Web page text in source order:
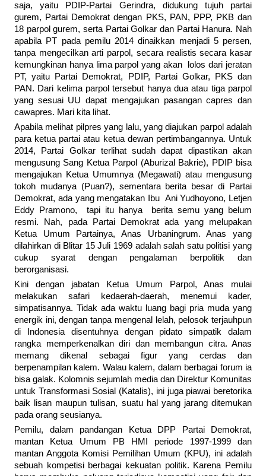
saja, yaitu PDIP-Partai Gerindra, didukung tujuh partai
gurem, Partai Demokrat dengan PKS, PAN, PPP, PKB dan
18 parpol gurem, serta Partai Golkar dan Partai Hanura. Nah
apabila PT pada pemilu 2014 dinaikkan menjadi 5 persen,
tanpa mengecilkan arti parpol, secara realistis secara kasar
kemungkinan hanya lima parpol yang akan lolos dari jeratan
PT, yaitu Partai Demokrat, PDIP, Partai Golkar, PKS dan
PAN. Dari kelima parpol tersebut hanya dua atau tiga parpol
yang sesuai UU dapat mengajukan pasangan capres dan
cawapres. Mari kita lihat.
Apabila melihat pilpres yang lalu, yang diajukan parpol adalah
para ketua partai atau ketua dewan pertimbangannya. Untuk
2014, Partai Golkar terlihat sudah dapat dipastikan akan
mengusung Sang Ketua Parpol (Aburizal Bakrie), PDIP bisa
mengajukan Ketua Umumnya (Megawati) atau mengusung
tokoh mudanya (Puan?), sementara berita besar di Partai
Demokrat, ada yang mengatakan Ibu Ani Yudhoyono, Letjen
Eddy Pramono, tapi itu hanya berita semu yang belum
resmi. Nah, pada Partai Demokrat ada yang melupakan
Ketua Umum Partainya, Anas Urbaningrum. Anas yang
dilahirkan di Blitar 15 Juli 1969 adalah salah satu politisi yang
cukup syarat dengan pengalaman berpolitik dan
berorganisasi.
Kini dengan jabatan Ketua Umum Parpol, Anas mulai
melakukan safari kedaerah-daerah, menemui kader,
simpatisannya. Tidak ada waktu luang bagi pria muda yang
energik ini, dengan tanpa mengenal lelah, pelosok terjauhpun
di Indonesia disentuhnya dengan pidato simpatik dalam
rangka memperkenalkan diri dan membangun citra. Anas
memang dikenal sebagai figur yang cerdas dan
berpenampilan kalem. Walau kalem, dalam berbagai forum ia
bisa galak. Kolomnis sejumlah media dan Direktur Komunitas
untuk Transformasi Sosial (Katalis), ini juga piawai beretorika
baik lisan maupun tulisan, suatu hal yang jarang ditemukan
pada orang seusianya.
Pemilu, dalam pandangan Ketua DPP Partai Demokrat,
mantan Ketua Umum PB HMI periode 1997-1999 dan
mantan Anggota Komisi Pemilihan Umum (KPU), ini adalah
sebuah kompetisi berbagai kekuatan politik. Karena Pemilu